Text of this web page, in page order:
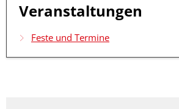
Veranstaltungen
Feste und Termine